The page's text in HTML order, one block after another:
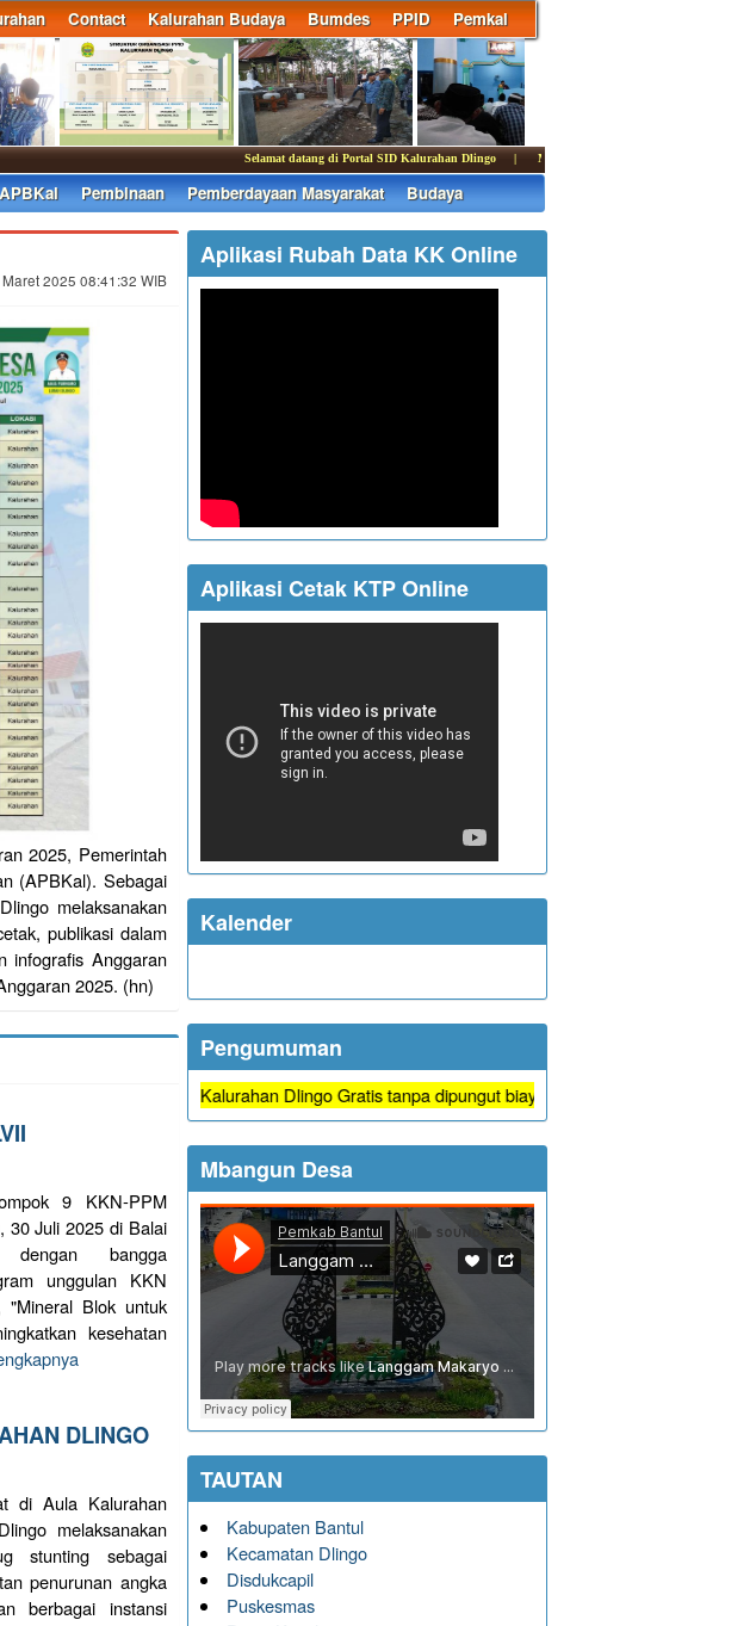
Contact Kalurahan Budaya Bumdes PPID Pemkal
Selamat datang di Portal SID Kalurahan Dlingo | Media informasi dan komunikasi
Pembinaan Pemberdayaan Masyarakat
Budaya
2025 08:41:32 WIB
2025, Pemerintah
(APBKal). Sebagai
melaksanakan
publikasi dalam
infografis Anggaran
2025. (hn)
9 KKN-PPM
30 Juli 2025 di Balai
bangga
unggulan KKN
"Mineral Blok untuk
kesehatan
DLINGO
di Aula Kalurahan
melaksanakan
stunting sebagai
penurunan angka
berbagai instansi
Aplikasi Rubah Data KK Online
Aplikasi Cetak KTP Online
Kalender
Pengumuman
pelayanan di Kalurahan Dlingo Gratis tanpa dipungut biaya
Mbangun Desa
TAUTAN
Kabupaten Bantul
Kecamatan Dlingo
Disdukcapil
Puskesmas